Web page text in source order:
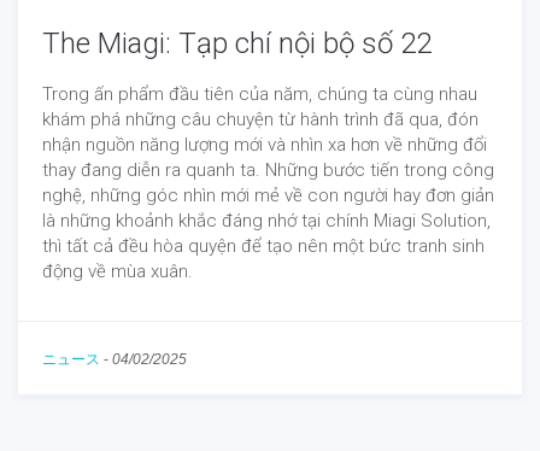
The Miagi: Tạp chí nội bộ số 22
Trong ấn phẩm đầu tiên của năm, chúng ta cùng nhau
khám phá những câu chuyện từ hành trình đã qua, đón
nhận nguồn năng lượng mới và nhìn xa hơn về những đổi
thay đang diễn ra quanh ta. Những bước tiến trong công
nghệ, những góc nhìn mới mẻ về con người hay đơn giản
là những khoảnh khắc đáng nhớ tại chính Miagi Solution,
thì tất cả đều hòa quyện để tạo nên một bức tranh sinh
động về mùa xuân.
ニュース - 04/02/2025